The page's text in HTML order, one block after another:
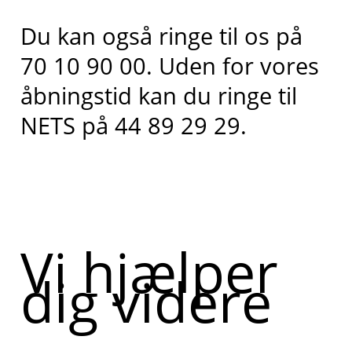
Du kan også ringe til os på
70 10 90 00. Uden for vores
åbningstid kan du ringe til
NETS på 44 89 29 29.
Vi hjælper
dig videre